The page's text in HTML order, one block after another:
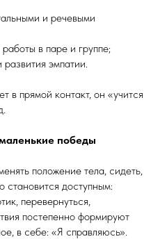
и речевыми
в паре и группе;
эмпатии.
в прямой контакт, он «учится
победы
положение тела, сидеть,
становится доступным:
перевернуться,
постепенно формируют
в себе: «Я справляюсь».